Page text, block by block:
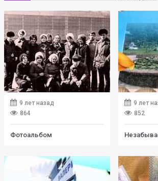
9 лет назад
864
Фотоальбом
9 лет
852